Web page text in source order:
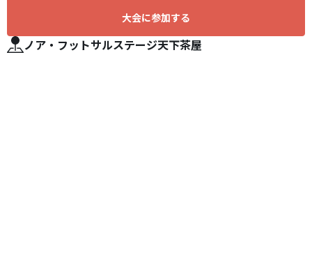
ノア・フットサルステージ天下茶屋
大会に参加する